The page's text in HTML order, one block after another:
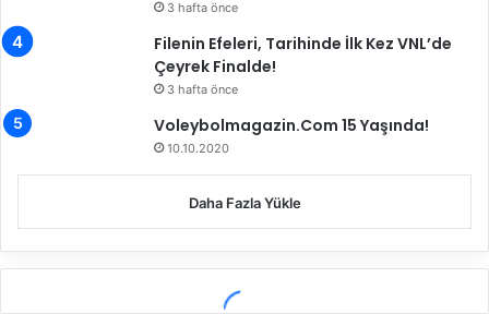
3 hafta önce
Filenin Efeleri, Tarihinde İlk Kez VNL’de
Çeyrek Finalde!
3 hafta önce
Voleybolmagazin.Com 15 Yaşında!
10.10.2020
Daha Fazla Yükle